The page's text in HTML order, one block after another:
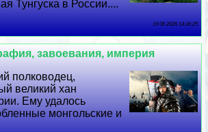
Тунгуска в России....
19 06 2026 14:36:25
завоевания, империя
полководец,
великий хан
Ему удалось
монгольские и